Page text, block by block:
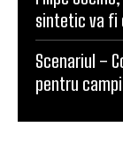
SCM
„Mircea
Filipe